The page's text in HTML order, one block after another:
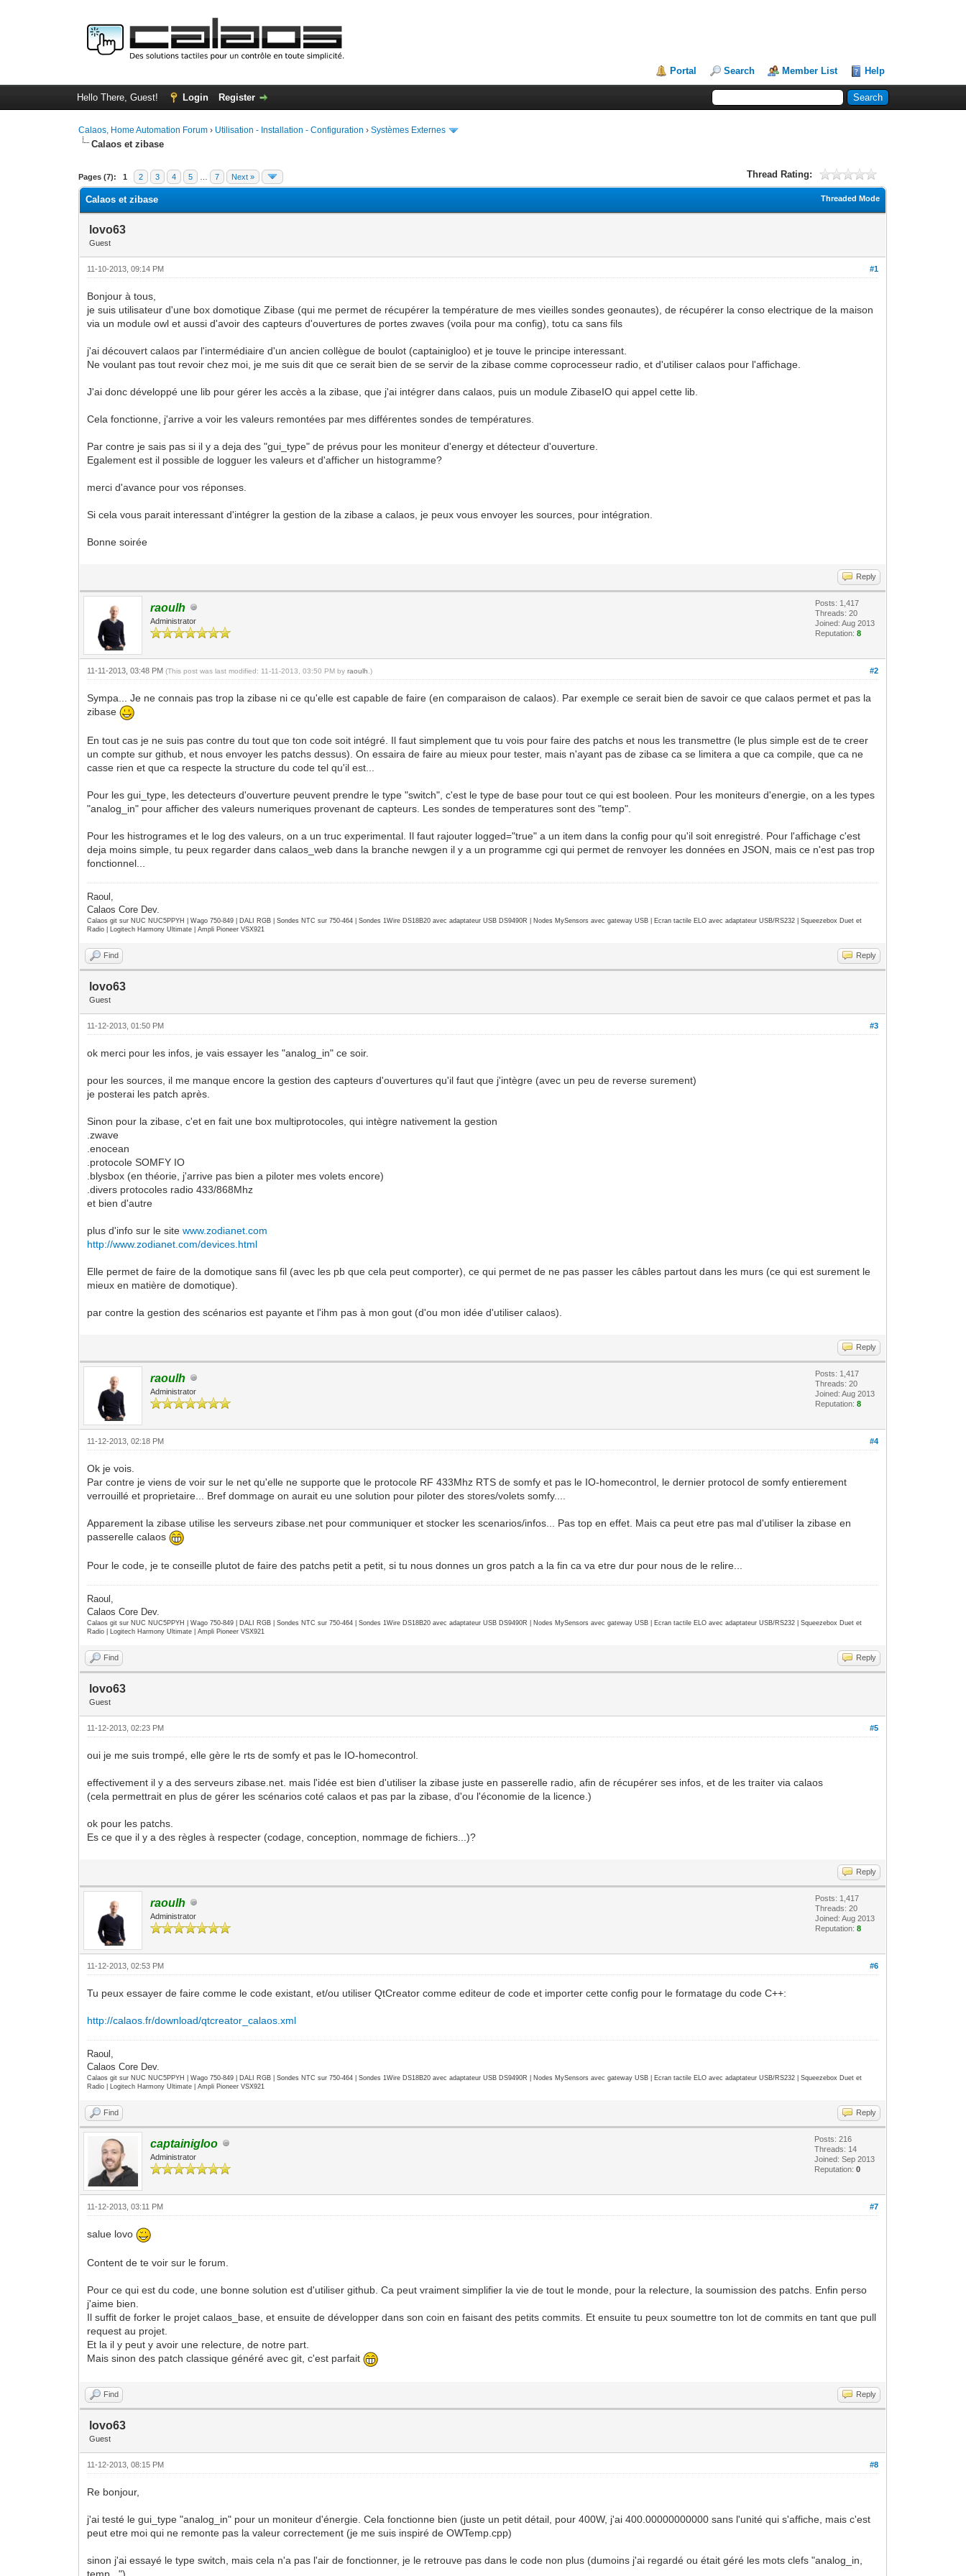
Portal Search Member List Help
Hello There, Guest! Login Register
Calaos, Home Automation Forum › Utilisation - Installation - Configuration ›Systèmes Externes
Calaos et zibase
Pages (7): 1 2 3 4 5 7 Next » Thread Rating:
0 Vote(s) - 0 Average
1
2
3
4
5
Threaded Mode
Calaos et zibase
lovo63
Guest
#1
11-10-2013, 09:14 PM
Bonjour à tous,
je suis utilisateur d'une box domotique Zibase (qui me permet de récupérer la température de mes vieilles sondes geonautes), de récupérer la conso electrique de la maison
via un module owl et aussi d'avoir des capteurs d'ouvertures de portes zwaves (voila pour ma config), totu ca sans fils
j'ai découvert calaos par l'intermédiaire d'un ancien collègue de boulot (captainigloo) et je touve le principe interessant.
Ne voulant pas tout revoir chez moi, je me suis dit que ce serait bien de se servir de la zibase comme coprocesseur radio, et d'utiliser calaos pour l'affichage.
J'ai donc développé une lib pour gérer les accès a la zibase, que j'ai intégrer dans calaos, puis un module ZibaseIO qui appel cette lib.
Cela fonctionne, j'arrive a voir les valeurs remontées par mes différentes sondes de températures.
Par contre je sais pas si il y a deja des "gui_type" de prévus pour les moniteur d'energy et détecteur d'ouverture.
Egalement est il possible de logguer les valeurs et d'afficher un histogramme?
merci d'avance pour vos réponses.
Si cela vous parait interessant d'intégrer la gestion de la zibase a calaos, je peux vous envoyer les sources, pour intégration.
Bonne soirée
Reply
raoulh
Administrator
Posts: 1,417
Threads: 20
Joined: Aug 2013
Reputation:8
#2
11-11-2013, 03:48 PM(This post was last modified: 11-11-2013, 03:50 PM byraoulh .)
Sympa... Je ne connais pas trop la zibase ni ce qu'elle est capable de faire (en comparaison de calaos). Par exemple ce serait bien de savoir ce que calaos permet et pas la
zibase
En tout cas je ne suis pas contre du tout que ton code soit intégré. Il faut simplement que tu vois pour faire des patchs et nous les transmettre (le plus simple est de te creer
un compte sur github, et nous envoyer les patchs dessus). On essaira de faire au mieux pour tester, mais n'ayant pas de zibase ca se limitera a que ca compile, que ca ne
casse rien et que ca respecte la structure du code tel qu'il est...
Pour les gui_type, les detecteurs d'ouverture peuvent prendre le type "switch", c'est le type de base pour tout ce qui est booleen. Pour les moniteurs d'energie, on a les types
"analog_in" pour afficher des valeurs numeriques provenant de capteurs. Les sondes de temperatures sont des "temp".
Pour les histrogrames et le log des valeurs, on a un truc experimental. Il faut rajouter logged="true" a un item dans la config pour qu'il soit enregistré. Pour l'affichage c'est
deja moins simple, tu peux regarder dans calaos_web dans la branche newgen il y a un programme cgi qui permet de renvoyer les données en JSON, mais ce n'est pas trop
fonctionnel...
Raoul,
Calaos Core Dev.
Calaos git sur NUC NUC5PPYH | Wago 750-849 | DALI RGB | Sondes NTC sur 750-464 | Sondes 1Wire DS18B20 avec adaptateur USB DS9490R | Nodes MySensors avec gateway USB | Ecran tactile ELO avec adaptateur USB/RS232 | Squeezebox Duet et
Radio | Logitech Harmony Ultimate | Ampli Pioneer VSX921
Find Reply
lovo63
Guest
#3
11-12-2013, 01:50 PM
ok merci pour les infos, je vais essayer les "analog_in" ce soir.
pour les sources, il me manque encore la gestion des capteurs d'ouvertures qu'il faut que j'intègre (avec un peu de reverse surement)
je posterai les patch après.
Sinon pour la zibase, c'et en fait une box multiprotocoles, qui intègre nativement la gestion
.zwave
.enocean
.protocole SOMFY IO
.blysbox (en théorie, j'arrive pas bien a piloter mes volets encore)
.divers protocoles radio 433/868Mhz
et bien d'autre
plus d'info sur le sitewww.zodianet.com
http://www.zodianet.com/devices.html
Elle permet de faire de la domotique sans fil (avec les pb que cela peut comporter), ce qui permet de ne pas passer les câbles partout dans les murs (ce qui est surement le
mieux en matière de domotique).
par contre la gestion des scénarios est payante et l'ihm pas à mon gout (d'ou mon idée d'utiliser calaos).
Reply
raoulh
Administrator
Posts: 1,417
Threads: 20
Joined: Aug 2013
Reputation:8
#4
11-12-2013, 02:18 PM
Ok je vois.
Par contre je viens de voir sur le net qu'elle ne supporte que le protocole RF 433Mhz RTS de somfy et pas le IO-homecontrol, le dernier protocol de somfy entierement
verrouillé et proprietaire... Bref dommage on aurait eu une solution pour piloter des stores/volets somfy....
Apparement la zibase utilise les serveurs zibase.net pour communiquer et stocker les scenarios/infos... Pas top en effet. Mais ca peut etre pas mal d'utiliser la zibase en
passerelle calaos
Pour le code, je te conseille plutot de faire des patchs petit a petit, si tu nous donnes un gros patch a la fin ca va etre dur pour nous de le relire...
Raoul,
Calaos Core Dev.
Calaos git sur NUC NUC5PPYH | Wago 750-849 | DALI RGB | Sondes NTC sur 750-464 | Sondes 1Wire DS18B20 avec adaptateur USB DS9490R | Nodes MySensors avec gateway USB | Ecran tactile ELO avec adaptateur USB/RS232 | Squeezebox Duet et
Radio | Logitech Harmony Ultimate | Ampli Pioneer VSX921
Find Reply
lovo63
Guest
#5
11-12-2013, 02:23 PM
oui je me suis trompé, elle gère le rts de somfy et pas le IO-homecontrol.
effectivement il y a des serveurs zibase.net. mais l'idée est bien d'utiliser la zibase juste en passerelle radio, afin de récupérer ses infos, et de les traiter via calaos
(cela permettrait en plus de gérer les scénarios coté calaos et pas par la zibase, d'ou l'économie de la licence.)
ok pour les patchs.
Es ce que il y a des règles à respecter (codage, conception, nommage de fichiers...)?
Reply
raoulh
Administrator
Posts: 1,417
Threads: 20
Joined: Aug 2013
Reputation:8
#6
11-12-2013, 02:53 PM
Tu peux essayer de faire comme le code existant, et/ou utiliser QtCreator comme editeur de code et importer cette config pour le formatage du code C++:
http://calaos.fr/download/qtcreator_calaos.xml
Raoul,
Calaos Core Dev.
Calaos git sur NUC NUC5PPYH | Wago 750-849 | DALI RGB | Sondes NTC sur 750-464 | Sondes 1Wire DS18B20 avec adaptateur USB DS9490R | Nodes MySensors avec gateway USB | Ecran tactile ELO avec adaptateur USB/RS232 | Squeezebox Duet et
Radio | Logitech Harmony Ultimate | Ampli Pioneer VSX921
Find Reply
captainigloo
Administrator
Posts: 216
Threads: 14
Joined: Sep 2013
Reputation:0
#7
11-12-2013, 03:11 PM
salue lovo
Content de te voir sur le forum.
Pour ce qui est du code, une bonne solution est d'utiliser github. Ca peut vraiment simplifier la vie de tout le monde, pour la relecture, la soumission des patchs. Enfin perso
j'aime bien.
Il suffit de forker le projet calaos_base, et ensuite de développer dans son coin en faisant des petits commits. Et ensuite tu peux soumettre ton lot de commits en tant que pull
request au projet.
Et la il y peut y avoir une relecture, de notre part.
Mais sinon des patch classique généré avec git, c'est parfait
Find Reply
lovo63
Guest
#8
11-12-2013, 08:15 PM
Re bonjour,
j'ai testé le gui_type "analog_in" pour un moniteur d'énergie. Cela fonctionne bien (juste un petit détail, pour 400W, j'ai 400.00000000000 sans l'unité qui s'affiche, mais c'est
peut etre moi qui ne remonte pas la valeur correctement (je me suis inspiré de OWTemp.cpp)
sinon j'ai essayé le type switch, mais cela n'a pas l'air de fonctionner, je le retrouve pas dans le code non plus (dumoins j'ai regardé ou était géré les mots clefs "analog_in,